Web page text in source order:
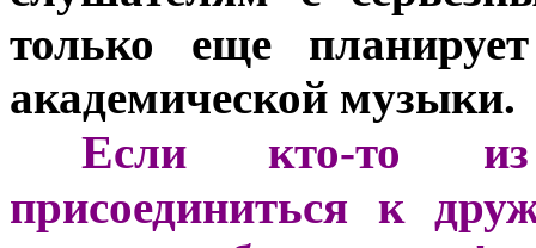
только еще
академической музыки.
Если кто-то из
присоединиться к